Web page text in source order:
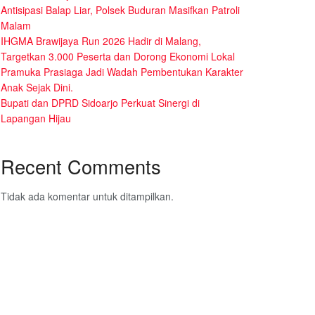
Antisipasi Balap Liar, Polsek Buduran Masifkan Patroli
Malam
IHGMA Brawijaya Run 2026 Hadir di Malang,
Targetkan 3.000 Peserta dan Dorong Ekonomi Lokal
Pramuka Prasiaga Jadi Wadah Pembentukan Karakter
Anak Sejak Dini.
Bupati dan DPRD Sidoarjo Perkuat Sinergi di
Lapangan Hijau
Recent Comments
Tidak ada komentar untuk ditampilkan.